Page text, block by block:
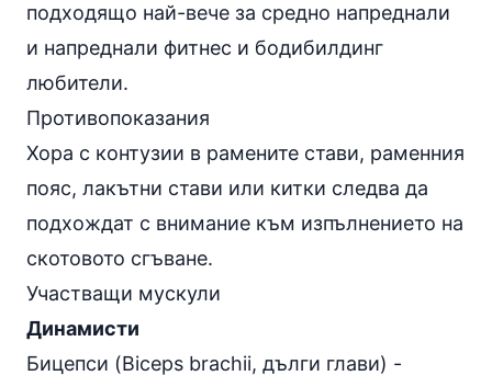
подходящо най-вече за средно напреднали
и напреднали фитнес и бодибилдинг
любители.
Противопоказания
Хора с контузии в рамените стави, раменния
пояс, лакътни стави или китки следва да
подхождат с внимание към изпълнението на
скотовото сгъване.
Участващи мускули
Динамисти
Бицепси (Biceps brachii, дълги глави) -